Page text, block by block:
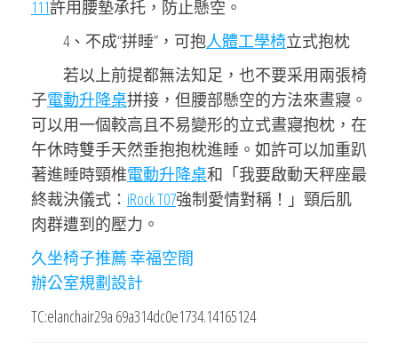
111許用腰墊承托，防止懸空。
4、不成“拼睡”，可抱人體工學椅立式抱枕
若以上前提都無法知足，也不要采用兩張椅
子電動升降桌拼接，但腰部懸空的方法來晝寢。
可以用一個較高且不易變形的立式晝寢抱枕，在
午休時雙手天然垂抱抱枕進睡。如許可以加重趴
著進睡時頸椎電動升降桌和「我要啟動天秤座最
終裁決儀式： iRock T07強制愛情對稱！」頸后肌
肉群遭到的壓力。
久坐椅子推薦幸福空間
辦公室規劃設計
TC:elanchair29a 69a314dc0e1734.14165124